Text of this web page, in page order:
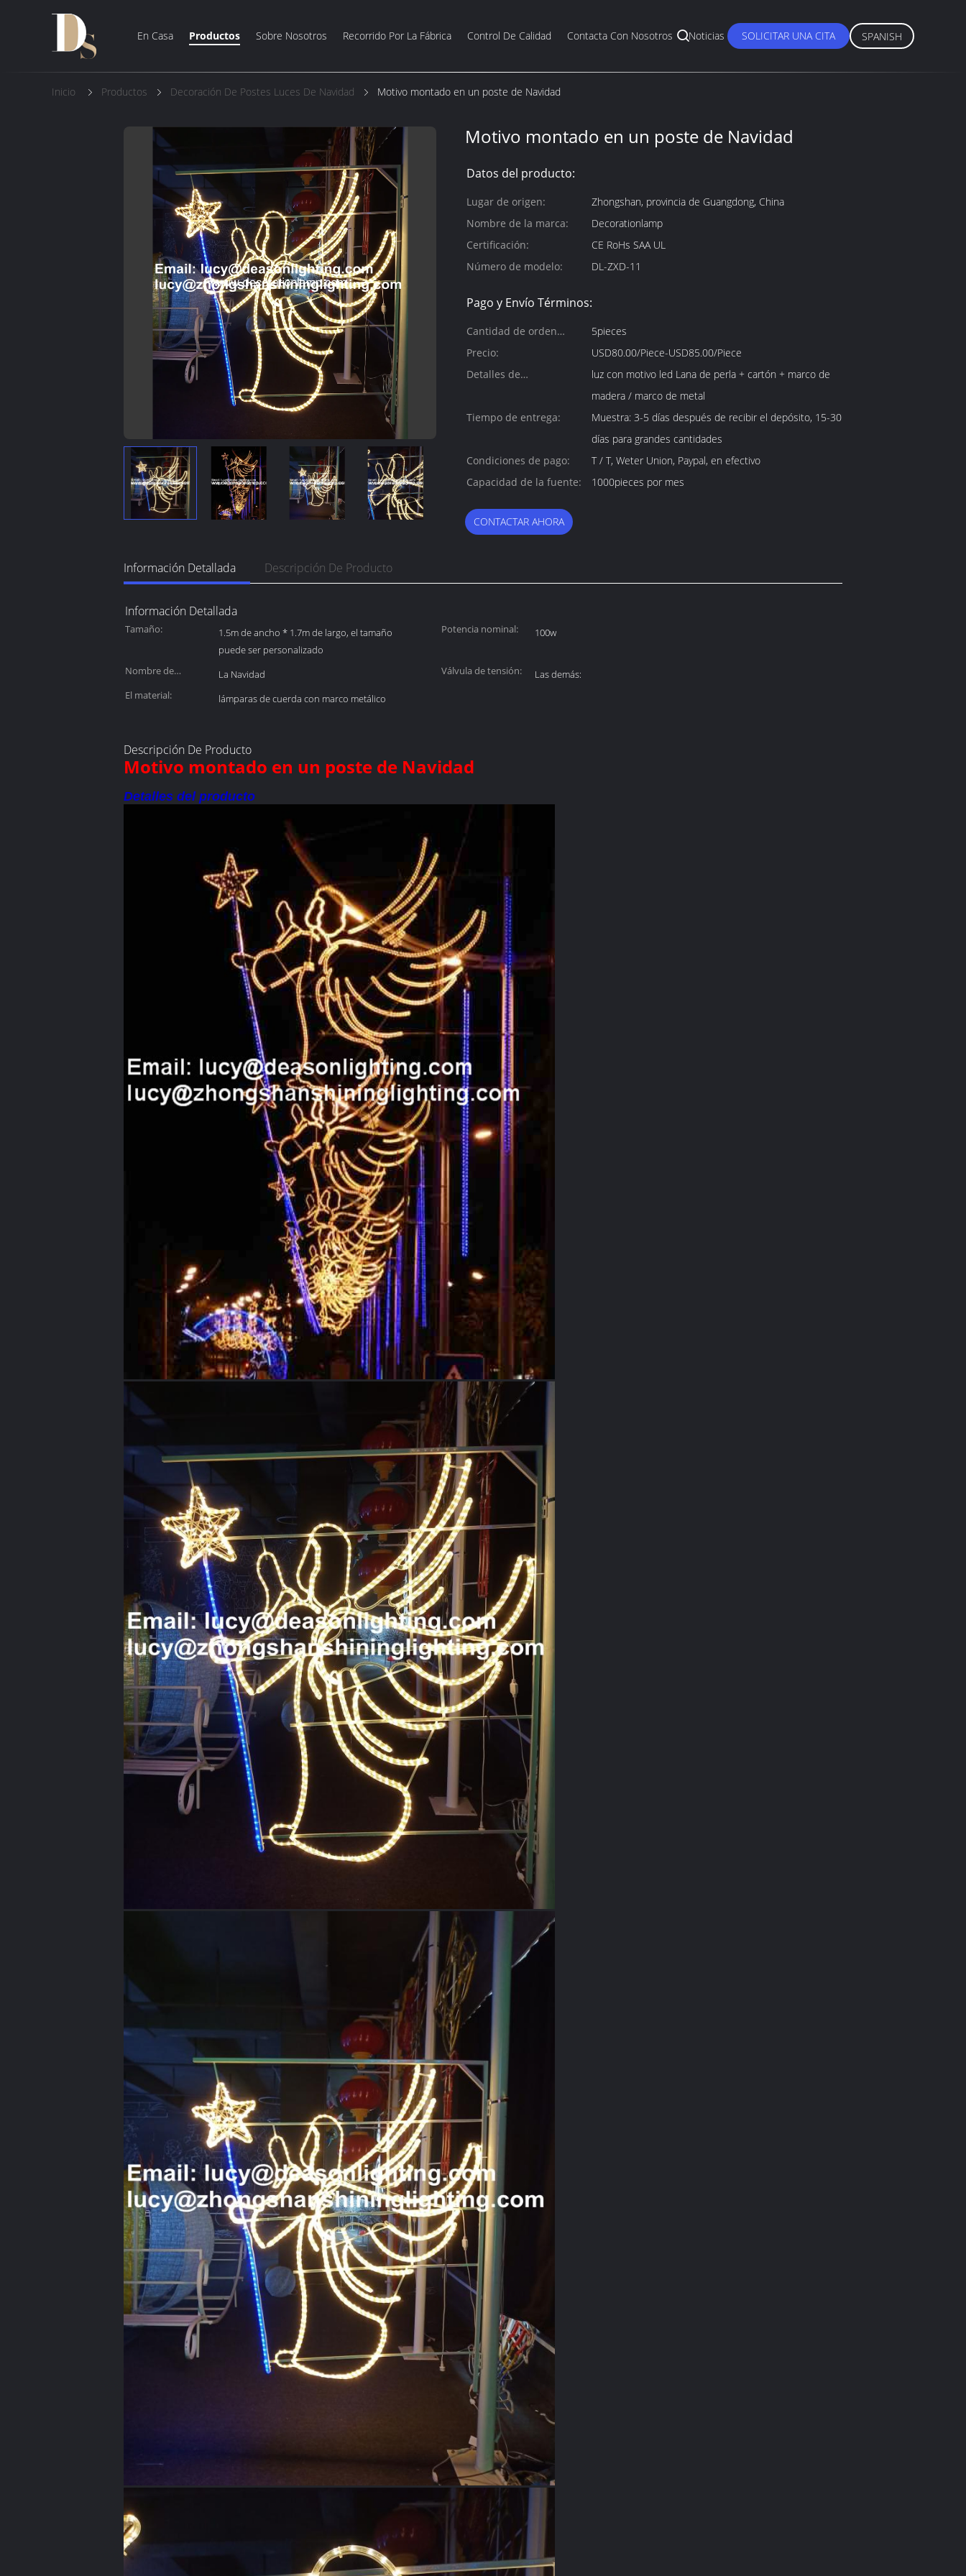
En Casa Productos Sobre Nosotros Recorrido Por La Fábrica Control De Calidad Contacta Con Nosotros Noticias SOLICITAR UNA CITA SPANISH
Inicio Productos Decoración De Postes Luces De Navidad Motivo montado en un poste de Navidad
Motivo montado en un poste de Navidad
Datos del producto:
Lugar de origen:
Zhongshan, provincia de Guangdong, China
Nombre de la marca:
Decorationlamp
Certificación:
CE RoHs SAA UL
Número de modelo:
DL-ZXD-11
Pago y Envío Términos:
Cantidad de orden
mínima:
5pieces
Precio:
USD80.00/Piece-USD85.00/Piece
Detalles de
luz con motivo led Lana de perla + cartón + marco de
madera / marco de metal
Tiempo de entrega:
Muestra: 3-5 días después de recibir el depósito, 15-30
días para grandes cantidades
Condiciones de pago:
T / T, Weter Union, Paypal, en efectivo
Capacidad de la fuente:
1000pieces por mes
CONTACTAR AHORA
Información Detallada Descripción De Producto
Información Detallada
Tamaño:
1.5m de ancho * 1.7m de largo, el tamaño
puede ser personalizado
Potencia nominal: 100w
Nombre de
La Navidad Válvula de tensión:
Las demás:
El material:
lámparas de cuerda con marco metálico
Descripción De Producto
Motivo montado en un poste de Navidad
Detalles del producto